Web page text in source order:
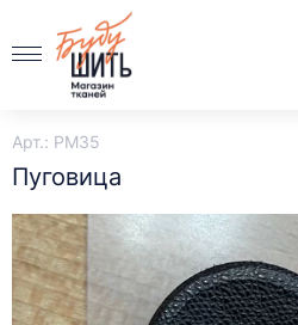
Арт.: PM35
Пуговица